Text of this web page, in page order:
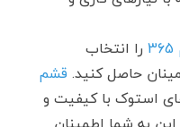
را انتخاب
حاصل کنید. قشم
استوک با کیفیت و